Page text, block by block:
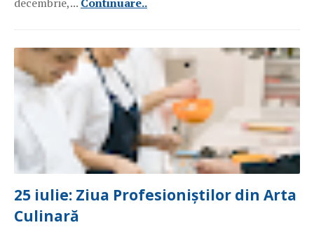
25 iulie: Ziua Profesioniștilor din Arta
Culinară